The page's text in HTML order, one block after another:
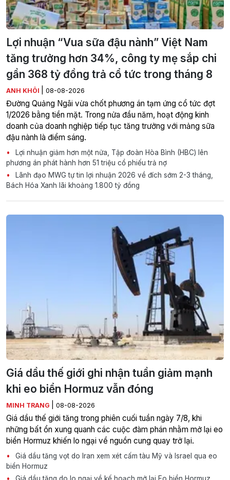
Lợi nhuận “Vua sữa đậu nành” Việt Nam
tăng trưởng hơn 34%, công ty mẹ sắp chi
gần 368 tỷ đồng trả cổ tức trong tháng 8
ANH KHÔI 08-08-2026
Đường Quảng Ngãi vừa chốt phương án tạm ứng cổ tức đợt
1/2026 bằng tiền mặt. Trong nửa đầu năm, hoạt động kinh
doanh của doanh nghiệp tiếp tục tăng trưởng với mảng sữa
đậu nành là điểm sáng.
Lợi nhuận giảm hơn một nửa, Tập đoàn Hòa Bình (HBC) lên
phương án phát hành hơn 51 triệu cổ phiếu trả nợ
Lãnh đạo MWG tự tin lợi nhuận 2026 về đích sớm 2-3 tháng,
Bách Hóa Xanh lãi khoảng 1.800 tỷ đồng
Giá dầu thế giới ghi nhận tuần giảm mạnh
khi eo biển Hormuz vẫn đóng
MINH TRANG 08-08-2026
Giá dầu thế giới tăng trong phiên cuối tuần ngày 7/8, khi
những bất ổn xung quanh các cuộc đàm phán nhằm mở lại eo
biển Hormuz khiến lo ngại về nguồn cung quay trở lại.
Giá dầu tăng vọt do Iran xem xét cấm tàu Mỹ và Israel qua eo
biển Hormuz
Giá dầu tăng do lo ngại về kế hoạch mở lại Eo biển Hormuz